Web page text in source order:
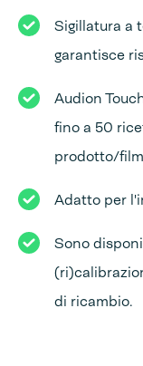
Sigillatura a
garantisce
Audion
fino a 50
prodotto/film
Adatto per
Sono
di ricambio.